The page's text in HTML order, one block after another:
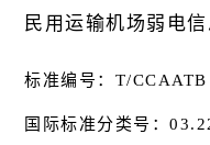
标准编号：T/
国际标准分类号：